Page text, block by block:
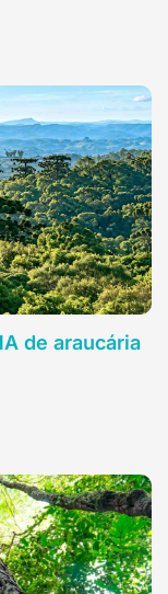
de araucária